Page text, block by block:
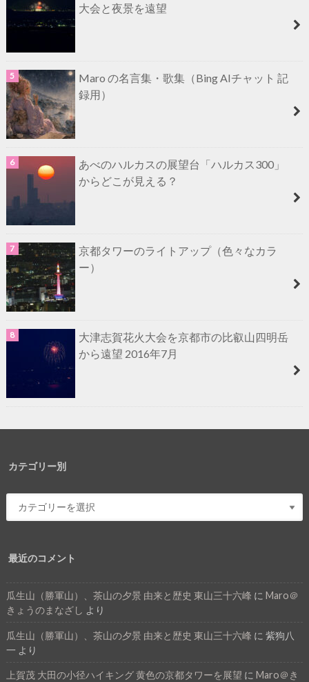
大会と夜景を遠望
Maro の名言集・歌集（Bing AIチャット 記
録用）
あべのハルカスの展望台「ハルカス300」
からどこが見える？
京都タワーのライトアップ（色々なカラ
ー）
大津志賀花火大会を京都市の比叡山四明岳
から遠望 2016年7月
カテゴリー別
最近のコメント
瓜生山（勝軍山）、茶山の夕景 由来と歴史 東山三十六峰 に Maro＠
きょうのまなざし より
瓜生山（勝軍山）、茶山の夕景 由来と歴史 東山三十六峰 に 紫狗八
一 より
上賀茂 大田の小径ハイキング 黄色の京都タワーを展望 に Maro＠き